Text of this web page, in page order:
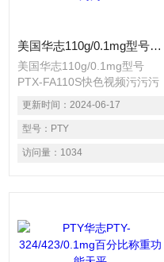
美国华志110g/0.1mg型号PTX-FA110S快色视频污污污
美国华志110g/0.1mg型号
PTX-FA110S快色视频污污污
百分比称重功能 ※密度称量
直读功能 ※动物（动态）称
量功能 ※设定物体称量计数
功能 ※成本结算（计价）功
能 ※上下限检重功能 ※毛、
更新时间： 2024-06-17
型号： PTY
访问量： 1034